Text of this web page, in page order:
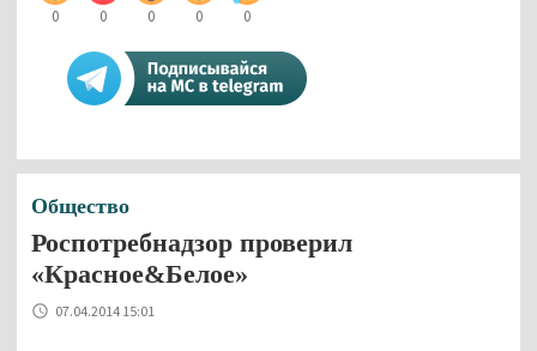
0 0 0 0 0
Общество
Роспотребнадзор проверил
«Красное&Белое»
07.04.2014 15:01